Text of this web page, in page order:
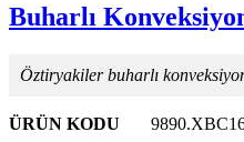
Buharlı
Öztiryakiler buharlı
ÜRÜN KODU